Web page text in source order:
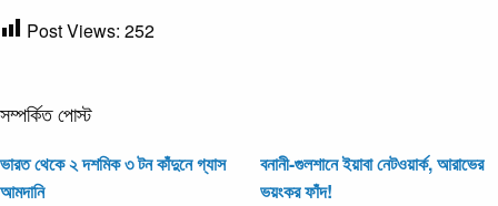
Post Views: 252
সম্পর্কিত পোস্ট
ভারত থেকে ২ দশমিক ৩ টন কাঁদুনে গ্যাস
আমদানি
বনানী-গুলশানে ইয়াবা নেটওয়ার্ক, আরাভের
ভয়ংকর ফাঁদ!